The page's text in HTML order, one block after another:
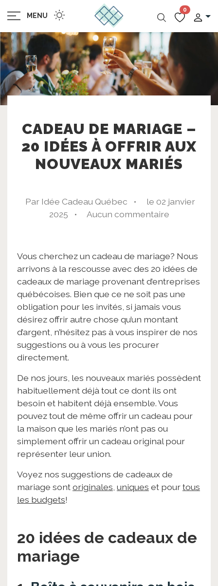
MENU
0
CADEAU DE MARIAGE –
20 IDÉES À OFFRIR AUX
NOUVEAUX MARIÉS
Par Idée Cadeau Québec •
le 02 janvier
2025 •
Aucun commentaire
Vous cherchez un cadeau de mariage? Nous
arrivons à la rescousse avec des 20 idées de
cadeaux de mariage provenant d’entreprises
québécoises. Bien que ce ne soit pas une
obligation pour les invités, si jamais vous
désirez offrir autre chose qu’un montant
d’argent, n’hésitez pas à vous inspirer de nos
suggestions ou à vous les procurer
directement.
De nos jours, les nouveaux mariés possèdent
habituellement déjà tout ce dont ils ont
besoin et habitent déjà ensemble. Vous
pouvez tout de même offrir un cadeau pour
la maison que les mariés n’ont pas ou
simplement offrir un cadeau original pour
représenter leur union.
Voyez nos suggestions de cadeaux de
mariage sontoriginales, uniques et pourtous
les budgets!
20 idées de cadeaux de
mariage